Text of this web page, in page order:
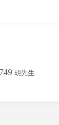
胡先生